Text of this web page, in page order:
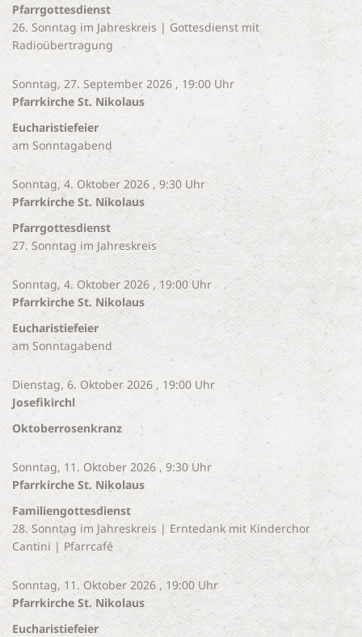
Pfarrgottesdienst
26. Sonntag im Jahreskreis | Gottesdienst mit
Radioübertragung
Sonntag, 27. September 2026 , 19:00 Uhr
Pfarrkirche St. Nikolaus
Eucharistiefeier
am Sonntagabend
Sonntag, 4. Oktober 2026 , 9:30 Uhr
Pfarrkirche St. Nikolaus
Pfarrgottesdienst
27. Sonntag im Jahreskreis
Sonntag, 4. Oktober 2026 , 19:00 Uhr
Pfarrkirche St. Nikolaus
Eucharistiefeier
am Sonntagabend
Dienstag, 6. Oktober 2026 , 19:00 Uhr
Josefikirchl
Oktoberrosenkranz
Sonntag, 11. Oktober 2026 , 9:30 Uhr
Pfarrkirche St. Nikolaus
Familiengottesdienst
28. Sonntag im Jahreskreis | Erntedank mit Kinderchor
Cantini | Pfarrcafé
Sonntag, 11. Oktober 2026 , 19:00 Uhr
Pfarrkirche St. Nikolaus
Eucharistiefeier